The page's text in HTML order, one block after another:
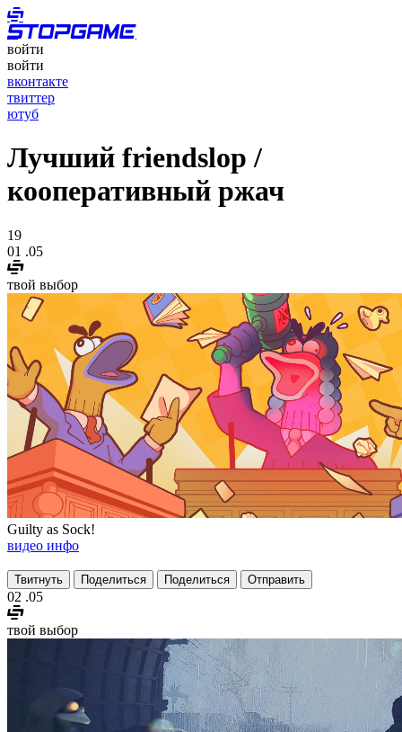
войти
войти
вконтакте
твиттер
ютуб
Лучший friendslop /
кооперативный ржач
19
01 .05
твой выбор
Guilty as Sock!
видео инфо
Твитнуть Поделиться Поделиться Отправить
02 .05
твой выбор